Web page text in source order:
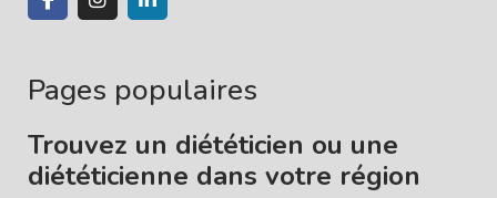
Pages populaires
Trouvez un diététicien ou une
diététicienne dans votre région